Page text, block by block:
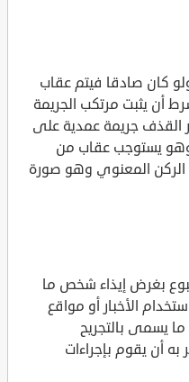
كان صادقا فيتم عقاب
أن يثبت مرتكب الجريمة
القذف جريمة عمدية على
وهو يستوجب عقاب من
الركن المعنوي وهو صورة
بغرض إيذاء شخص ما
الأخبار أو مواقع
ما يسمى بالتجريح
أن يقوم بإجراءات